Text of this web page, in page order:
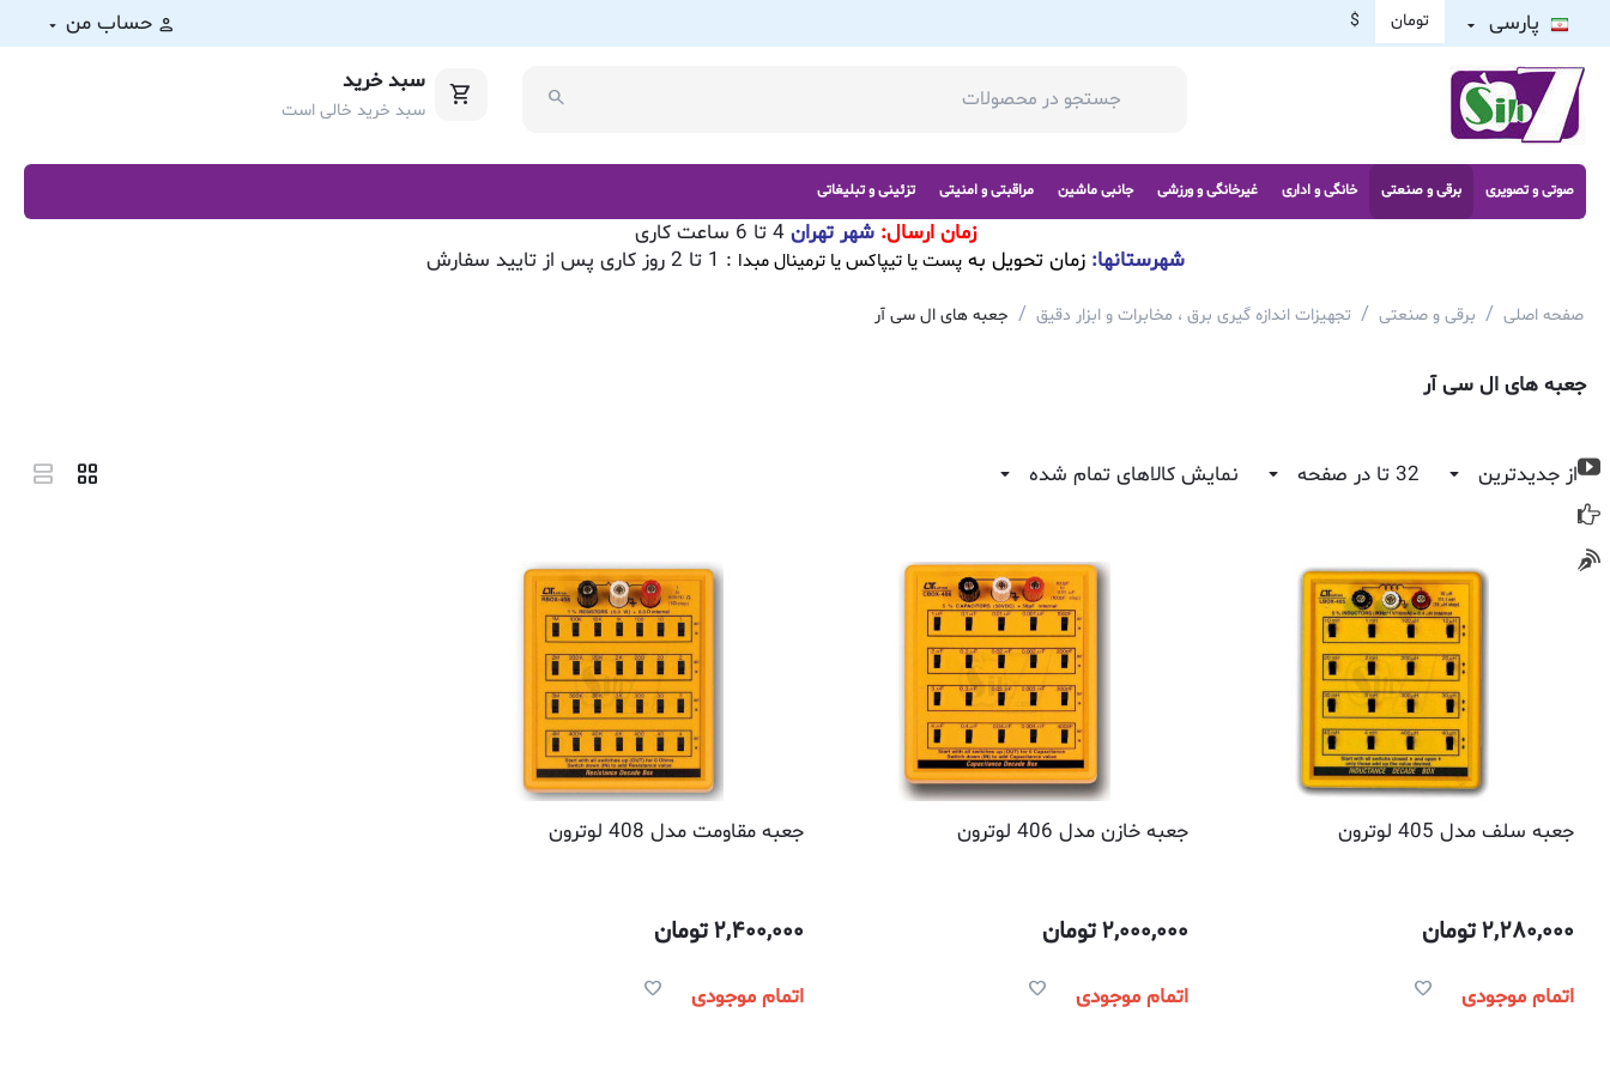
پارسی تومان $ حساب من
سبد خرید
سبد خرید خالی است
صوتی و تصویری برقی و صنعتی خانگی و اداری غیرخانگی و ورزشی جانبی ماشین مراقبتی و امنیتی تزئینی و تبلیغاتی
زمان ارسال:شهر تهران 4 تا 6 ساعت کاری
شهرستانها:زمان تحویل بهپست یا تیپاکس یا ترمینال مبدا : 1 تا 2 روز کاری پس از تایید سفارش
صفحه اصلی / برقی و صنعتی / تجهیزات اندازه گیری برق ، مخابرات و ابزار دقیق / جعبه های ال سی آر
جعبه های ال سی آر
از جدیدترین 32 تا در صفحه نمایش کالاهای تمام شده
جعبه سلف مدل 405 لوترون
2,280,000تومان
اتمام موجودی
جعبه خازن مدل 406 لوترون
2,000,000تومان
اتمام موجودی
جعبه مقاومت مدل 408 لوترون
2,400,000تومان
اتمام موجودی